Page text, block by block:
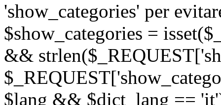
'show_categories' per
$show_categories =
&&
$lang && $dict_lang ==